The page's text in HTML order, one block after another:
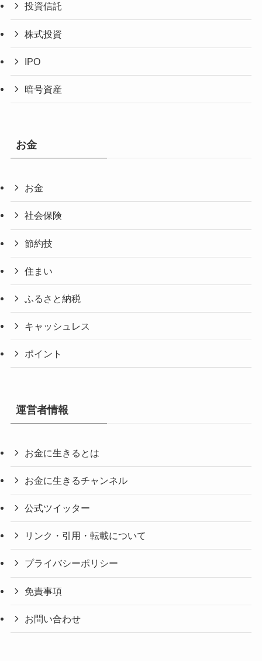
投資信託
株式投資
IPO
暗号資産
お金
お金
社会保険
節約技
住まい
ふるさと納税
キャッシュレス
ポイント
運営者情報
お金に生きるとは
お金に生きるチャンネル
公式ツイッター
リンク・引用・転載について
プライバシーポリシー
免責事項
お問い合わせ